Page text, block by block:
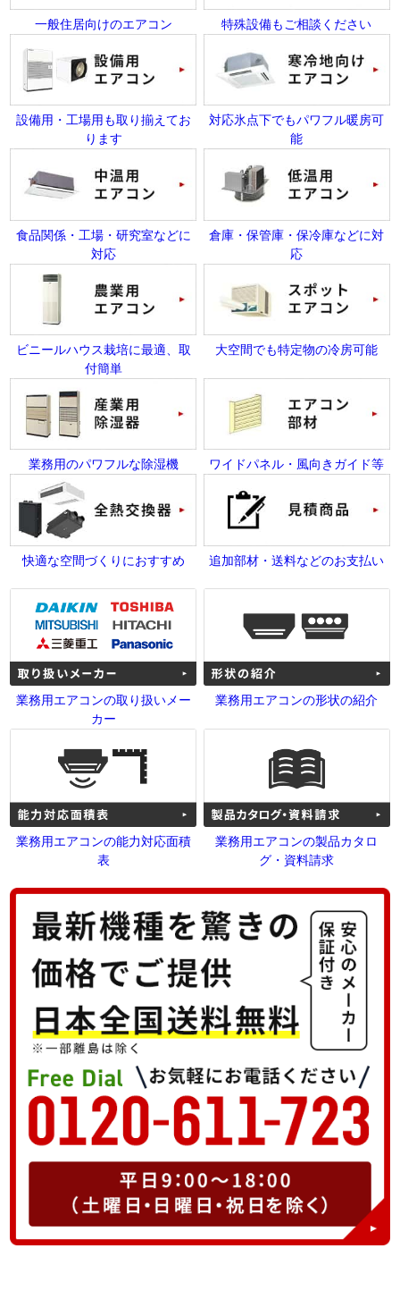
一般住居向けのエアコン 特殊設備もご相談ください
設備用・工場用も取り揃えてお
ります
対応氷点下でもパワフル暖房可
能
食品関係・工場・研究室などに
対応
倉庫・保管庫・保冷庫などに対
応
ビニールハウス栽培に最適、取
付簡単
大空間でも特定物の冷房可能
業務用のパワフルな除湿機 ワイドパネル・風向きガイド等
快適な空間づくりにおすすめ 追加部材・送料などのお支払い
業務用エアコンの取り扱いメー
カー
業務用エアコンの形状の紹介
業務用エアコンの能力対応面積
表
業務用エアコンの製品カタロ
グ・資料請求